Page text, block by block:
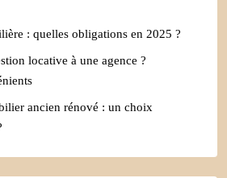
: quelles obligations en 2025 ?
locative à une agence ?
ancien rénové : un choix